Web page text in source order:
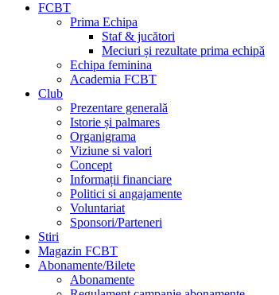
FCBT
Prima Echipa
Staf & jucători
Meciuri și rezultate prima echipă
Echipa feminina
Academia FCBT
Club
Prezentare generală
Istorie și palmares
Organigrama
Viziune si valori
Concept
Informații financiare
Politici si angajamente
Voluntariat
Sponsori/Parteneri
Stiri
Magazin FCBT
Abonamente/Bilete
Abonamente